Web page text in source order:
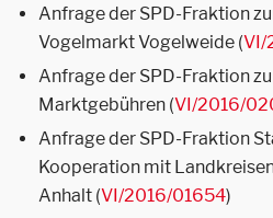
Anfrage der SPD-Fraktion
Vogelmarkt Vogelweide (VI/
Anfrage der SPD-Fraktion zu
Marktgebühren (VI/2016/
Anfrage der SPD-Fraktion
Kooperation mit
Anhalt (VI/2016/01654)